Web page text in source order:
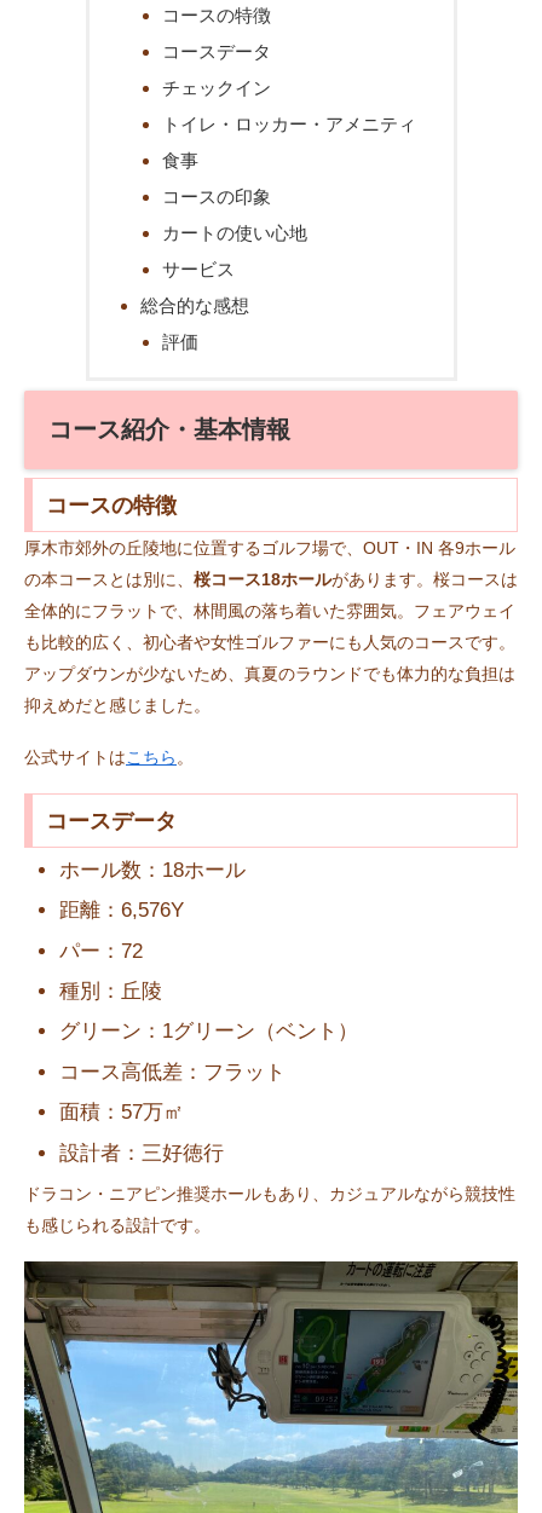
コースの特徴
コースデータ
チェックイン
トイレ・ロッカー・アメニティ
食事
コースの印象
カートの使い心地
サービス
総合的な感想
評価
コース紹介・基本情報
コースの特徴
厚木市郊外の丘陵地に位置するゴルフ場で、OUT・IN 各9ホール
の本コースとは別に、 桜コース18ホールがあります。桜コースは
全体的にフラットで、林間風の落ち着いた雰囲気。フェアウェイ
も比較的広く、初心者や女性ゴルファーにも人気のコースです。
アップダウンが少ないため、真夏のラウンドでも体力的な負担は
抑えめだと感じました。
公式サイトはこちら 。
コースデータ
ホール数：18ホール
距離：6,576Y
パー：72
種別：丘陵
グリーン：1グリーン（ベント）
コース高低差：フラット
面積：57万㎡
設計者：三好徳行
ドラコン・ニアピン推奨ホールもあり、カジュアルながら競技性
も感じられる設計です。